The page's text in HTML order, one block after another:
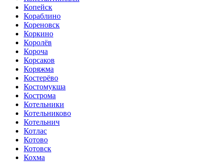
Копейск
Кораблино
Кореновск
Коркино
Королёв
Короча
Корсаков
Коряжма
Костерёво
Костомукша
Кострома
Котельники
Котельниково
Котельнич
Котлас
Котово
Котовск
Кохма